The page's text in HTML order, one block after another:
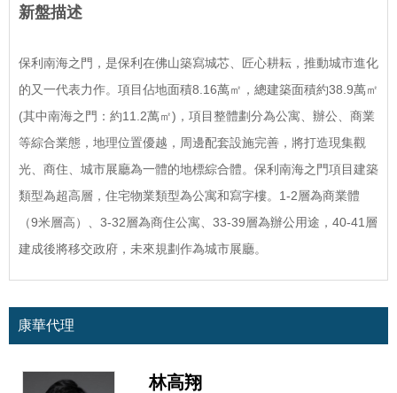
新盤描述
保利南海之門，是保利在佛山築寫城芯、匠心耕耘，推動城市進化
的又一代表力作。項目佔地面積8.16萬㎡，總建築面積約38.9萬㎡
(其中南海之門：約11.2萬㎡)，項目整體劃分為公寓、辦公、商業
等綜合業態，地理位置優越，周邊配套設施完善，將打造現集觀
光、商住、城市展廳為一體的地標綜合體。保利南海之門項目建築
類型為超高層，住宅物業類型為公寓和寫字樓。1-2層為商業體
（9米層高）、3-32層為商住公寓、33-39層為辦公用途，40-41層
建成後將移交政府，未來規劃作為城市展廳。
康華代理
林高翔